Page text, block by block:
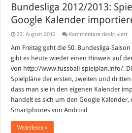
Bundesliga 2012/2013:
Google Kalender
22. August 2012 Kommentare deaktiviertfür
in
Am Freitag geht die 50. Bundesliga-
gibt es heute wieder einen Hinweis auf
von http://www.fussball-spielplan.info/.
Spielpläne der ersten, zweiten und
dass man sie in den eigenen Kalender
handelt es sich um den Google Kalender,
Smartphones von Android …
Weiterlesen »